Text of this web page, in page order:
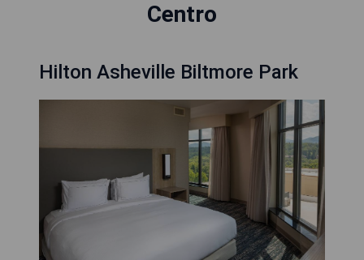
Centro
Hilton Asheville Biltmore Park